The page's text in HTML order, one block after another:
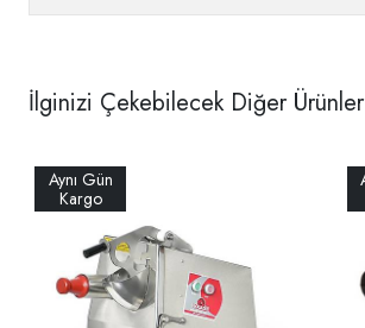
İlginizi Çekebilecek Diğer Ürünler